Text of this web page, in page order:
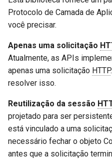
html-sanitize
iconv
image-filter
immutable
internal-redirect
h2_frame.goaway.unpack
h2_frame.goaway.new
h2_frame.window_update.pack
h2_frame.window_update.new
h2_frame.headers.pack
Protocolo de Camada de
você precisar.
Apenas uma solicitação
Atualmente, as APIs
apenas uma solicitação HTTP
resolver isso.
Reutilização da sessão
projetado para ser
está vinculado a uma
necessário fechar o objeto
antes que a solicitação